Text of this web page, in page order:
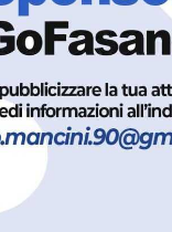
Politiche Giovanili e
Sostenibile:
universitari del
giusta”
8 Agosto 2026 07:15
“I Contestatori:
Rivoluzione”: nuovo
appuntamento con
Banda”